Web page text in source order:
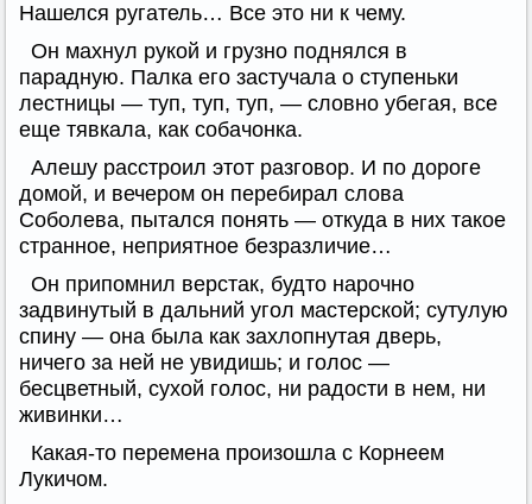
Нашелся ругатель… Все это ни к чему.
Он махнул рукой и грузно поднялся в
парадную. Палка его застучала о ступеньки
лестницы — туп, туп, туп, — словно убегая, все
еще тявкала, как собачонка.
Алешу расстроил этот разговор. И по дороге
домой, и вечером он перебирал слова
Соболева, пытался понять — откуда в них такое
странное, неприятное безразличие…
Он припомнил верстак, будто нарочно
задвинутый в дальний угол мастерской; сутулую
спину — она была как захлопнутая дверь,
ничего за ней не увидишь; и голос —
бесцветный, сухой голос, ни радости в нем, ни
живинки…
Какая-то перемена произошла с Корнеем
Лукичом.